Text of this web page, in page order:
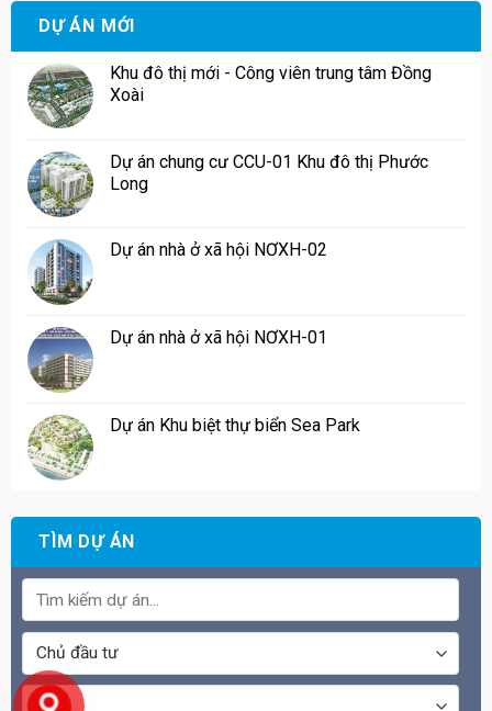
DỰ ÁN MỚI
Khu đô thị mới - Công viên trung tâm Đồng
Xoài
Dự án chung cư CCU-01 Khu đô thị Phước
Long
Dự án nhà ở xã hội NƠXH-02
Dự án nhà ở xã hội NƠXH-01
Dự án Khu biệt thự biển Sea Park
TÌM DỰ ÁN